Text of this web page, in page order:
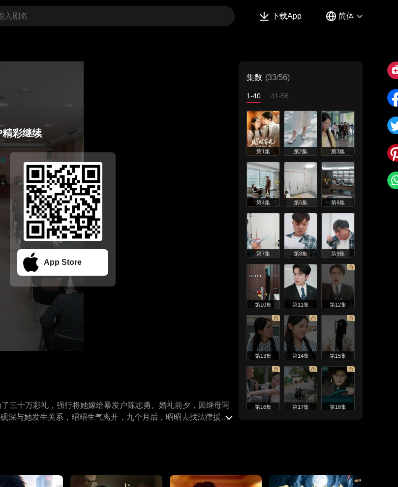
下载App 简体
彩继续
App Store
三十万彩礼，强行将她嫁给暴发户陈志勇。婚礼前夕，因继母写
深与她发生关系，昭昭生气离开，九个月后，昭昭去找法律援助
集数 (33/56)
1-40 41-56
第1集 第2集 第3集
第4集 第5集 第6集
第7集 第8集 第9集
第10集 第11集 第12集
第13集 第14集 第15集
第16集 第17集 第18集